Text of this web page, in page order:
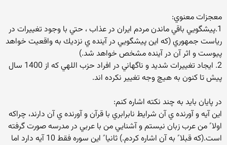
معجزات معنوي:
1.پيشگويي باقي ماندن مردم ايران در عذاب ، حتي با وجود تغييرات در
رياست جمهوري (كه اين پيشگويي در آينده ي نزديك به واقعيت خواهد
پيوست و اثر آن در آينده مشخص خواهد شد.)
2. ايجاد تغييرات شديد و ناگهاني در افراد حزب اللهي كه از 1400 سال
پيش تا كنون به هيچ وجه تغيير نكرده اند.
در پايان بايد به چند نكته اشاره كنم:
اين آيه و آورنده ي آن شرايط نابرابري با قرآن و آورنده ي آن دارند، چراكه
اولا ً من عرب زبان نيستم و آشنايي من با عربي در مدرسه صورت گرفته
است.(كه قبلا ً به آن اشاره كردم.) ثانيا ً اين سوره فقط 10 آيه دارد اما